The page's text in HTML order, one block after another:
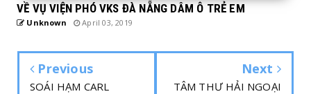
VỀ VỤ VIỆN PHÓ VKS ĐÀ NẴNG DÂM Ô TRẺ EM
Unknown April 03, 2019
Previous
SOÁI HẠM CARL
Next
TÂM THƯ HẢI NGOẠI